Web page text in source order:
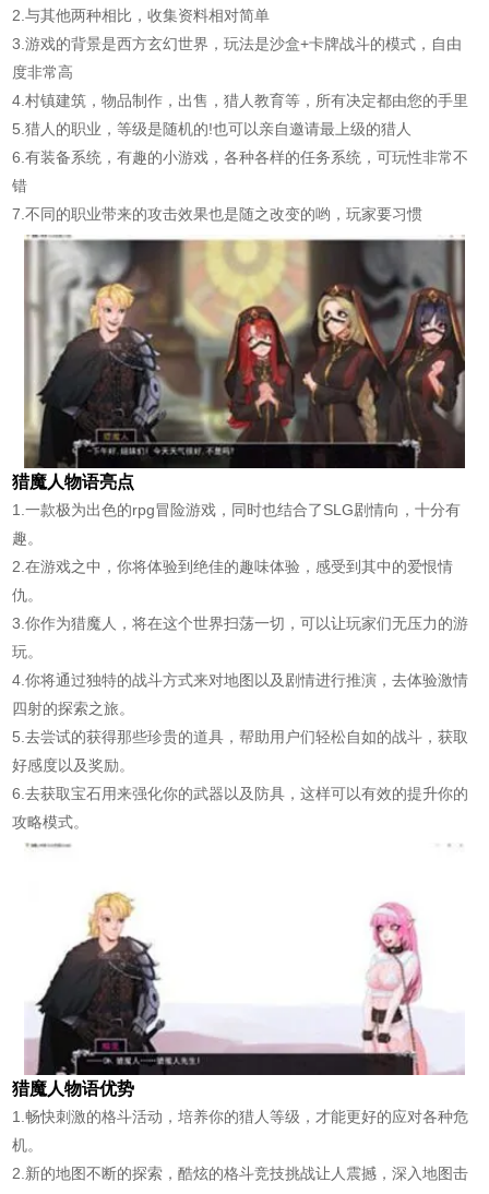
2.与其他两种相比，收集资料相对简单
3.游戏的背景是西方玄幻世界，玩法是沙盒+卡牌战斗的模式，自由
度非常高
4.村镇建筑，物品制作，出售，猎人教育等，所有决定都由您的手里
5.猎人的职业，等级是随机的!也可以亲自邀请最上级的猎人
6.有装备系统，有趣的小游戏，各种各样的任务系统，可玩性非常不
错
7.不同的职业带来的攻击效果也是随之改变的哟，玩家要习惯
猎魔人物语亮点
1.一款极为出色的rpg冒险游戏，同时也结合了SLG剧情向，十分有
趣。
2.在游戏之中，你将体验到绝佳的趣味体验，感受到其中的爱恨情
仇。
3.你作为猎魔人，将在这个世界扫荡一切，可以让玩家们无压力的游
玩。
4.你将通过独特的战斗方式来对地图以及剧情进行推演，去体验激情
四射的探索之旅。
5.去尝试的获得那些珍贵的道具，帮助用户们轻松自如的战斗，获取
好感度以及奖励。
6.去获取宝石用来强化你的武器以及防具，这样可以有效的提升你的
攻略模式。
猎魔人物语优势
1.畅快刺激的格斗活动，培养你的猎人等级，才能更好的应对各种危
机。
2.新的地图不断的探索，酷炫的格斗竞技挑战让人震撼，深入地图击